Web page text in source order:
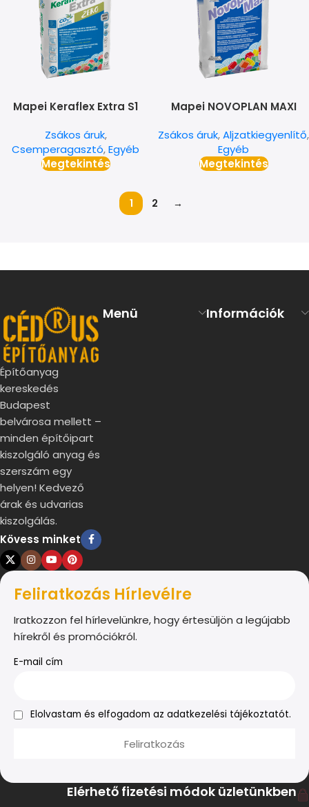
Mapei Keraflex Extra S1
Zsákos áruk,
Csemperagasztó,Egyéb
Megtekintés
Mapei NOVOPLAN MAXI
Zsákos áruk,Aljzatkiegyenlítő,
Egyéb
Megtekintés
1 2 →
Építőanyag
kereskedés
Budapest
belvárosa mellett –
minden építőipart
kiszolgáló anyag és
szerszám egy
helyen! Kedvező
árak és udvarias
kiszolgálás.
Kövess minket
Menü Információk
Feliratkozás Hírlevélre
Iratkozzon fel hírlevelünkre, hogy értesüljön a legújabb
hírekről és promóciókról.
E-mail cím
Elolvastam és elfogadom az adatkezelési tájékoztatót.
Elérhető fizetési módok üzletünkben